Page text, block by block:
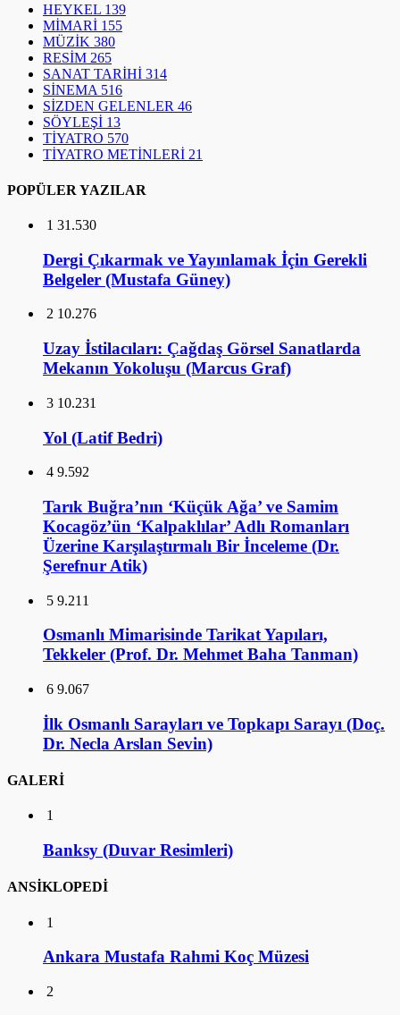
HEYKEL 139
MİMARİ 155
MÜZİK 380
RESİM 265
SANAT TARİHİ 314
SİNEMA 516
SİZDEN GELENLER 46
SÖYLEŞİ 13
TİYATRO 570
TİYATRO METİNLERİ 21
POPÜLER YAZILAR
1 31.530
Dergi Çıkarmak ve Yayınlamak İçin Gerekli
Belgeler (Mustafa Güney)
2 10.276
Uzay İstilacıları: Çağdaş Görsel Sanatlarda
Mekanın Yokoluşu (Marcus Graf)
3 10.231
Yol (Latif Bedri)
4 9.592
Tarık Buğra’nın ‘Küçük Ağa’ ve Samim
Kocagöz’ün ‘Kalpaklılar’ Adlı Romanları
Üzerine Karşılaştırmalı Bir İnceleme (Dr.
Şerefnur Atik)
5 9.211
Osmanlı Mimarisinde Tarikat Yapıları,
Tekkeler (Prof. Dr. Mehmet Baha Tanman)
6 9.067
İlk Osmanlı Sarayları ve Topkapı Sarayı (Doç.
Dr. Necla Arslan Sevin)
GALERİ
1
Banksy (Duvar Resimleri)
ANSİKLOPEDİ
1
Ankara Mustafa Rahmi Koç Müzesi
2